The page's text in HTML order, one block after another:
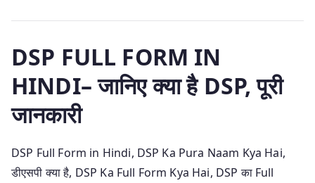
DSP FULL FORM IN
HINDI– जानिए क्या है DSP, पूरी
जानकारी
DSP Full Form in Hindi, DSP Ka Pura Naam Kya Hai,
डीएसपी क्या है, DSP Ka Full Form Kya Hai, DSP का Full